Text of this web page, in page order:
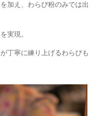
加え、わらび粉のみでは出
実現。
丁寧に練り上げるわらびも